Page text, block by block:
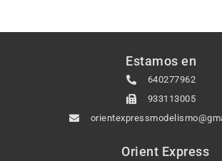
Estamos en
640277962
933113005
Orient Express